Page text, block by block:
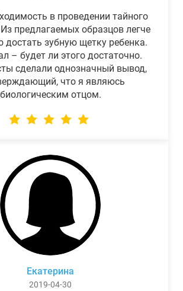
в проведении тайного
предлагаемых образцов легче
достать зубную щетку ребенка.
– будет ли этого достаточно.
сделали однозначный вывод,
что я являюсь
биологическим отцом.
Екатерина
2019-04-30